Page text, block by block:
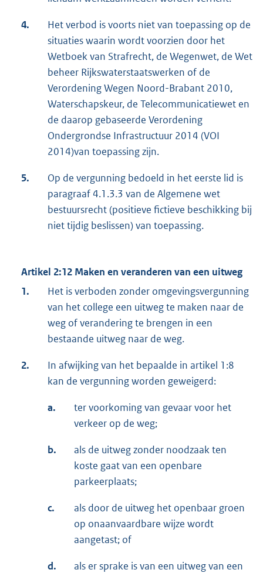
4.
Het verbod is voorts niet van toepassing op de
situaties waarin wordt voorzien door het
Wetboek van Strafrecht, de Wegenwet, de Wet
beheer Rijkswaterstaatswerken of de
Verordening Wegen Noord-Brabant 2010,
Waterschapskeur, de Telecommunicatiewet en
de daarop gebaseerde Verordening
Ondergrondse Infrastructuur 2014 (VOI
2014)van toepassing zijn.
5.
Op de vergunning bedoeld in het eerste lid is
paragraaf 4.1.3.3 van de Algemene wet
bestuursrecht (positieve fictieve beschikking bij
niet tijdig beslissen) van toepassing.
Artikel 2:12 Maken en veranderen van een uitweg
1.
Het is verboden zonder omgevingsvergunning
van het college een uitweg te maken naar de
weg of verandering te brengen in een
bestaande uitweg naar de weg.
2.
In afwijking van het bepaalde in artikel 1:8
kan de vergunning worden geweigerd:
a.
ter voorkoming van gevaar voor het
verkeer op de weg;
b.
als de uitweg zonder noodzaak ten
koste gaat van een openbare
parkeerplaats;
c.
als door de uitweg het openbaar groen
op onaanvaardbare wijze wordt
aangetast; of
d.
als er sprake is van een uitweg van een